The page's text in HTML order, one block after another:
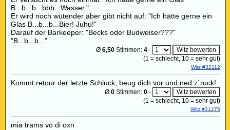
B...b...b...bbb...Wasser."
Er wird noch wütender aber gibt nicht auf: "Ich hätte gerne ein
Glas B...b...b...Bier! Juhu!"
Darauf der Barkeeper: "Becks oder Budweiser???"
"B...b...b..."
Ø 6,50 Stimmen: 4 -
(1 = schlecht, 10 = sehr gut)
Witz #32112
Kommt retour der letzte Schluck, beug dich vor und ned z´ruck!
Ø 0 Stimmen: 0 -
(1 = schlecht, 10 = sehr gut)
Witz #31275
mia trams vo di oxn